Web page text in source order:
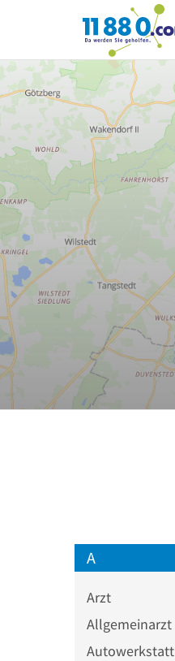
11880.com
A
Arzt
Allgemeinarzt
Autowerkstatt